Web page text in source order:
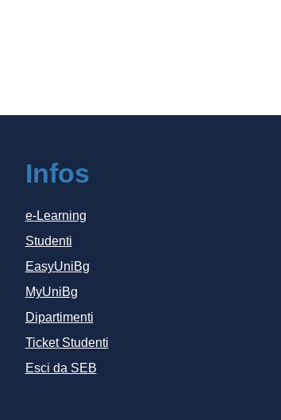
Infos
e-Learning
Studenti
EasyUniBg
MyUniBg
Dipartimenti
Ticket Studenti
Esci da SEB